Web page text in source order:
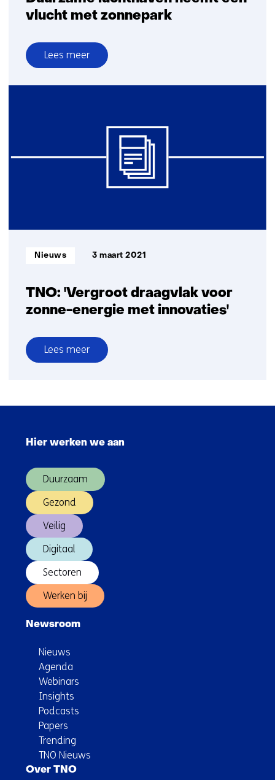
vlucht met zonnepark
Lees meer
over
Duurzame
met
TNO: 'Vergroot draagvlak voor
zonne-energie met innovaties'
Informatietype:
Nieuws 3 maart 2021
Lees meer
over
draagvlak
zonne-
met
innovaties'
Hier werken we aan
Duurzaam
Gezond
Veilig
Digitaal
Sectoren
Werken bij
Newsroom
Nieuws
Agenda
Webinars
Insights
Podcasts
Papers
Trending
TNO Nieuws
Over TNO